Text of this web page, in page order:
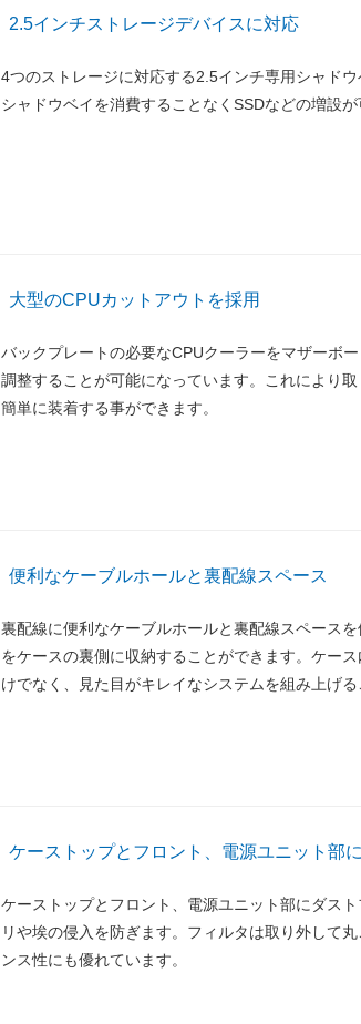
2.5インチストレージデバイスに対応
4つのストレージに対応する2.5インチ専用シャド
シャドウベイを消費することなくSSDなどの増設が
大型のCPUカットアウトを採用
バックプレートの必要なCPUクーラーをマザーボ
調整することが可能になっています。これにより
簡単に装着する事ができます。
便利なケーブルホールと裏配線スペース
裏配線に便利なケーブルホールと裏配線スペース
をケースの裏側に収納することができます。ケー
けでなく、見た目がキレイなシステムを組み上げる
ケーストップとフロント、電源ユニット部
ケーストップとフロント、電源ユニット部にダス
リや埃の侵入を防ぎます。フィルタは取り外して
ンス性にも優れています。